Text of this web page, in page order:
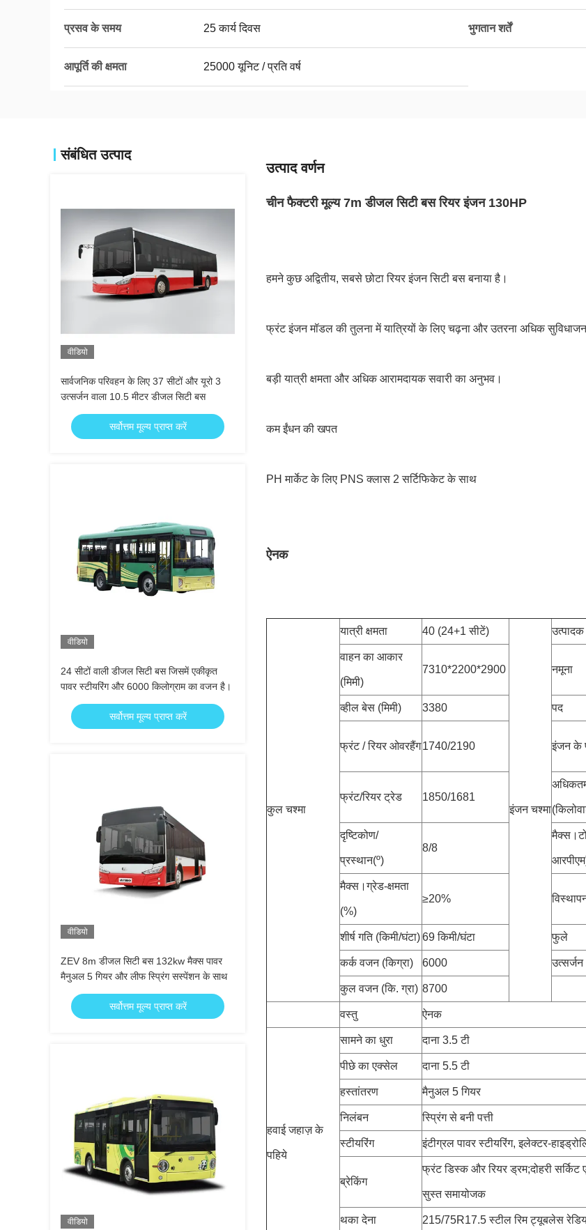
प्रसव के समय 25 कार्य दिवस भुगतान शर्तें
आपूर्ति की क्षमता 25000 यूनिट / प्रति वर्ष
संबंधित उत्पाद
वीडियो
सार्वजनिक परिवहन के लिए 37 सीटों और यूरो 3
उत्सर्जन वाला 10.5 मीटर डीजल सिटी बस
सर्वोत्तम मूल्य प्राप्त करें
वीडियो
24 सीटों वाली डीजल सिटी बस जिसमें एकीकृत
पावर स्टीयरिंग और 6000 किलोग्राम का वजन है।
सर्वोत्तम मूल्य प्राप्त करें
वीडियो
ZEV 8m डीजल सिटी बस 132kw मैक्स पावर
मैनुअल 5 गियर और लीफ स्प्रिंग सस्पेंशन के साथ
सर्वोत्तम मूल्य प्राप्त करें
वीडियो
उत्पाद वर्णन
चीन फैक्टरी मूल्य 7m डीजल सिटी बस रियर इंजन 130HP
हमने कुछ अद्वितीय, सबसे छोटा रियर इंजन सिटी बस बनाया है।
फ्रंट इंजन मॉडल की तुलना में यात्रियों के लिए चढ़ना और उतरना अधिक
बड़ी यात्री क्षमता और अधिक आरामदायक सवारी का अनुभव।
कम ईंधन की खपत
PH मार्केट के लिए PNS क्लास 2 सर्टिफिकेट के साथ
ऐनक
कुल चश्मा
यात्री क्षमता 40 (24+1 सीटें)
इंजन चश्मा
उत्पादक
वाहन का आकार
(मिमी)
7310*2200*2900 नमूना
व्हील बेस (मिमी) 3380 पद
फ्रंट / रियर ओवरहैंग1740/2190 इंजन के
फ्रंट/रियर ट्रेड 1850/1681
दृष्टिकोण/
प्रस्थान(º)
8/8
मैक्स।ग्रेड-क्षमता
(%)
≥20%
शीर्ष गति (किमी/घंटा)69 किमी/घंटा फुले
कर्क वजन (किग्रा) 6000 उत्सर्जन
कुल वजन (कि. ग्रा) 8700
वस्तु ऐनक
हवाई जहाज़ के
पहिये
सामने का धुरा दाना 3.5 टी
पीछे का एक्सेल दाना 5.5 टी
हस्तांतरण मैनुअल 5 गियर
निलंबन स्प्रिंग से बनी पत्ती
स्टीयरिंग इंटीग्रल पावर स्टीयरिंग, इलेक्टर-
ब्रेकिंग
फ्रंट डिस्क और रियर ड्रम;दोहरी सर्किट
सुस्त समायोजक
थका देना 215/75R17.5 स्टील रिम ट्यूबलेस